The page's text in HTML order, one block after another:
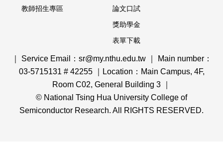
教師招生專區
論文口試
獎助學金
表單下載
｜ Service Email：sr@my.nthu.edu.tw ｜ Main number：
03-5715131 # 42255 ｜Location：Main Campus, 4F,
Room C02, General Building 3 ｜
© National Tsing Hua University College of
Semiconductor Research. All RIGHTS RESERVED.